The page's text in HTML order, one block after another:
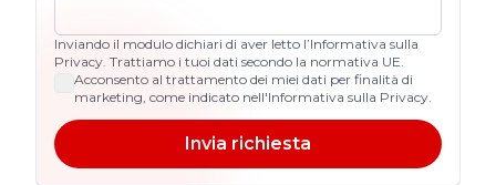
Inviando il modulo dichiari di aver letto l’Informativa sulla
Privacy. Trattiamo i tuoi dati secondo la normativa UE.
Acconsento al trattamento dei miei dati per finalità di
marketing, come indicato nell'Informativa sulla Privacy.
Invia richiesta